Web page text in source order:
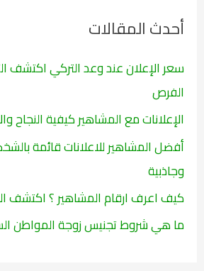
ث
ع
ن
أحدث المقالات
سعر الإعلان عند وعد التركي اكتشف
الفرص
الإعلانات مع المشاهير كيفية النجاح
أفضل المشاهير للاعلانات قائمة
وجاذبية
كيف اعرف ارقام المشاهير ؟ اكتشف
ما هي شروط تجنيس زوجة المواطن